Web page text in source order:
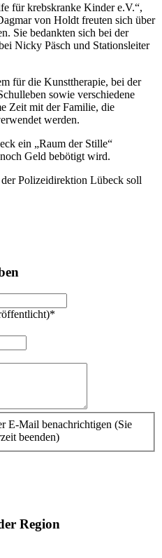
für krebskranke Kinder e.V.“,
von Holdt freuten sich über
Sie bedankten sich bei der
Nicky Päsch und Stationsleiter
für die Kunsttherapie, bei der
sowie verschiedene
Zeit mit der Familie, die
werden.
ein „Raum der Stille“
Geld bebötigt wird.
Polizeidirektion Lübeck soll
*
E-Mail benachrichtigen (Sie
beenden)
Region